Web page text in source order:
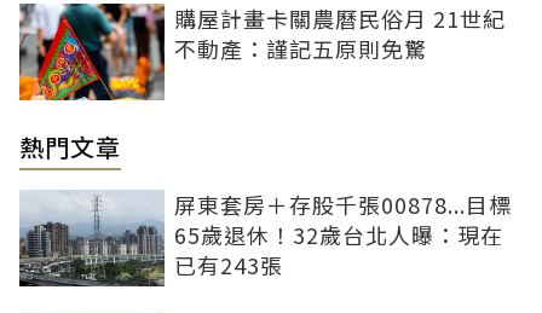
購屋計畫卡關農曆民俗月 21世紀
不動產：謹記五原則免驚
熱門文章
屏東套房＋存股千張00878...目標
65歲退休！32歲台北人曝：現在
已有243張